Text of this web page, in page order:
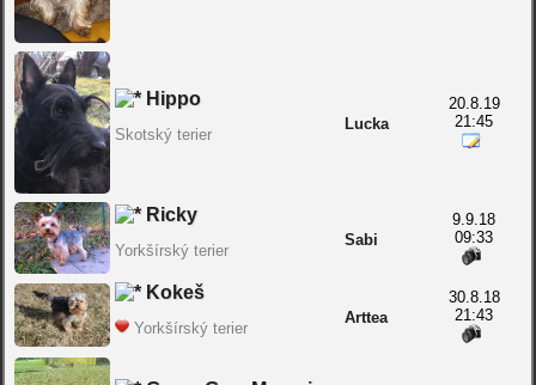
Hippo
Skotský terier
Lucka
20.8.19
21:45
Ricky
Yorkšírský terier
Sabi
9.9.18
09:33
Kokeš
Yorkšírský terier
Arttea
30.8.18
21:43